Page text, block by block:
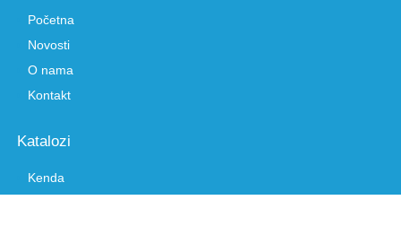
Početna
Novosti
O nama
Kontakt
Katalozi
Kenda